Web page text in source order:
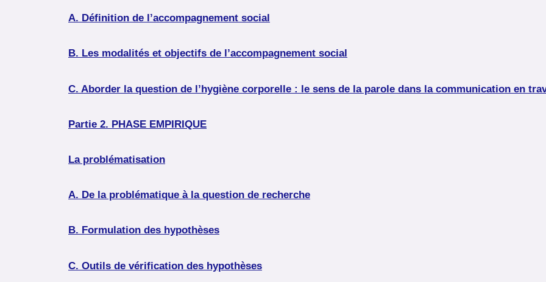
A. Définition de l’accompagnement social
B. Les modalités et objectifs de l’accompagnement social
C. Aborder la question de l’hygiène corporelle : le sens de la parole dans la communication en
Partie 2. PHASE EMPIRIQUE
La problématisation
A. De la problématique à la question de recherche
B. Formulation des hypothèses
C. Outils de vérification des hypothèses